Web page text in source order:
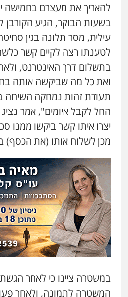
משרד עורכי דין
פלילי אסירים
0547556464
עו"ד אילן אלימלך
0522992110
עו"ד שאדי נאטור
פלילי פשיעה חמורה
0509230800
גיל דביר – משרד
פלילי פשיעה כלכלית
0506217771
סלימאן אבו
פלילי בטחוני צבאי
0547780927
בשעות הבוקר, הגיע הקורבן
עילית, מסר תלונה בגין
לטענתו רצה לקיים קשר
בתשלום דרך האינטרנט,
ואת כל מה שביקשה אותה
תעודת זהות נמחקה השיחה
החל לקבל איומים", אמר
יצרו איתו קשר ביקשו ממנו
מכן לשלוח אותו (את הכסף)
במשטרה ציינו כי לאחר
המשטרה לתמונה, ולאחר